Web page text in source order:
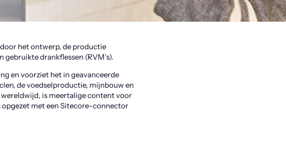
het ontwerp, de productie
drankflessen (RVM’s).
en voorziet het in geavanceerde
de voedselproductie, mijnbouw en
is meertalige content voor
opgezet met een Sitecore-connector